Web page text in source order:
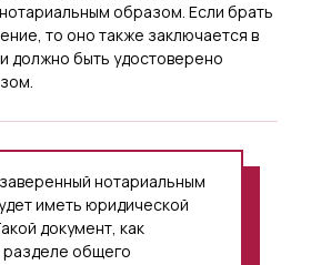
образом. Если брать
то оно также заключается в
должно быть удостоверено
нотариальным
иметь юридической
документ, как
общего